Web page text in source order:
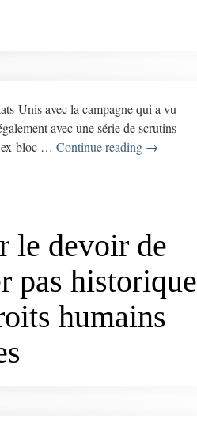
Unis avec la campagne qui a vu
avec une série de scrutins
bloc … Continue reading →
le devoir de
pas historique
humains